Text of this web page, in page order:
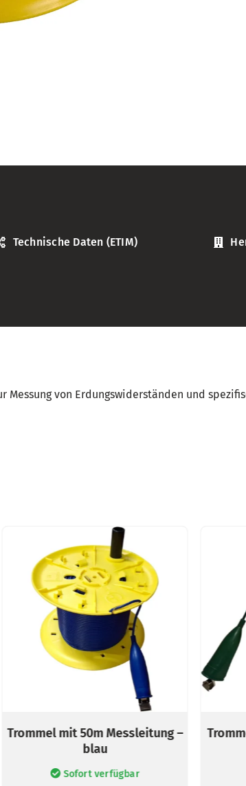
Technische Daten (ETIM)
Messung von Erdungswiderständen und
Trommel mit 50m Messleitung –
blau
Sofort verfügbar